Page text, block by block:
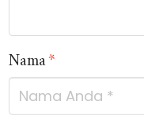
Nama*